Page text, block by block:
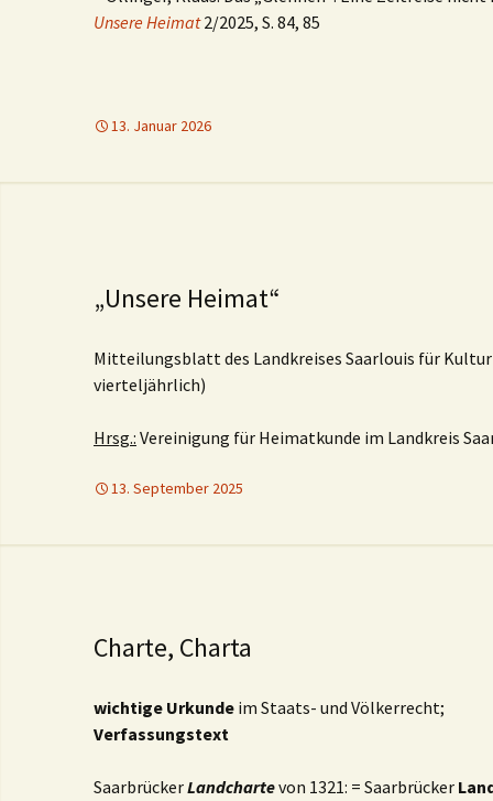
Unsere Heimat2/2025, S. 84, 85
13. Januar 2026
„Unsere Heimat“
Mitteilungsblatt des Landkreises Saarlouis für
vierteljährlich)
Hrsg.: Vereinigung für Heimatkunde im Landkreis
13. September 2025
Charte, Charta
wichtige Urkunde im Staats- und Völkerrecht;
Verfassungstext
SaarbrückerLandchartevon 1321: = Saarbrücker